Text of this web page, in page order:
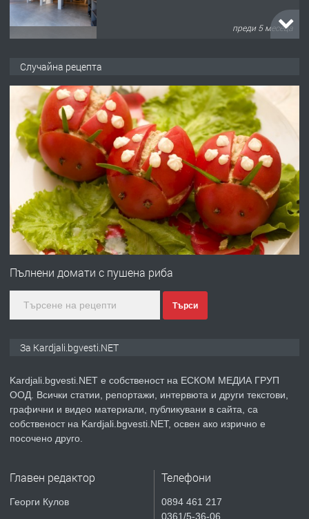
преди 5 месеца
преди 6 месеца
ПРЕДЛАГА
Заведение /ресторант, бистро/ в с.
Чакаларово, община Кирково
преди 7 месеца
ПРЕДЛАГА
Гараж под наем в супер център
на язовир Студен кладенец 331м2 |
преди 1 година
ПРЕДЛАГА
Курс
Случайна рецепта
Пълнени домати с пушена риба
Търси
За Kardjali.bgvesti.NET
Kardjali.bgvesti.NET е собственост на ЕСКОМ МЕДИА ГРУП
ООД. Всички статии, репортажи, интервюта и други текстови,
графични и видео материали, публикувани в сайта, са
собственост на Kardjali.bgvesti.NET, освен ако изрично е
посочено друго.
Главен редактор
Георги Кулов
Телефони
0894 461 217
0361/5-36-06